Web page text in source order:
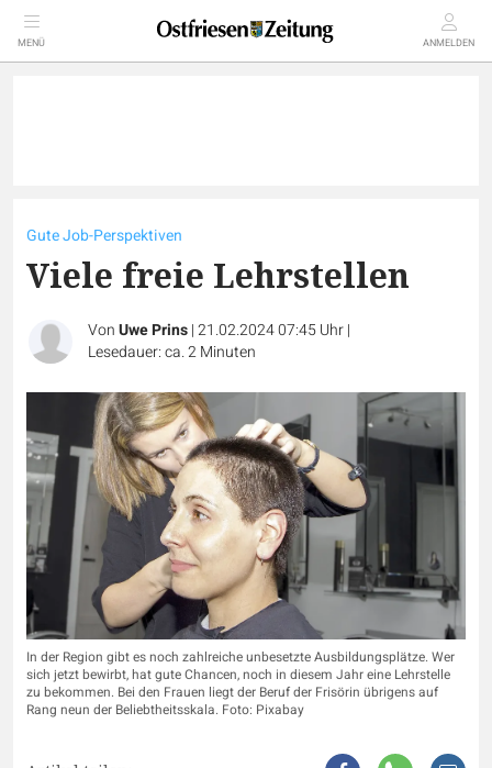
MENÜ ANMELDEN
Gute Job-Perspektiven
Viele freie Lehrstellen
VonUwe Prins|21.02.2024 07:45 Uhr|
Lesedauer: ca. 2 Minuten
In der Region gibt es noch zahlreiche unbesetzte Ausbildungsplätze. Wer
sich jetzt bewirbt, hat gute Chancen, noch in diesem Jahr eine Lehrstelle
zu bekommen. Bei den Frauen liegt der Beruf der Frisörin übrigens auf
Rang neun der Beliebtheitsskala. Foto: Pixabay